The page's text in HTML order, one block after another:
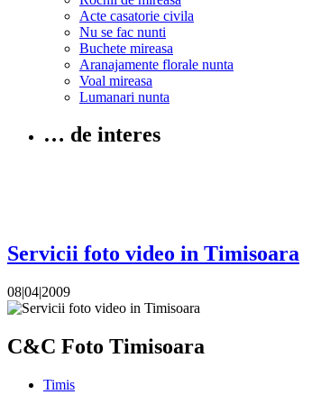
Acte casatorie civila
Nu se fac nunti
Buchete mireasa
Aranajamente florale nunta
Voal mireasa
Lumanari nunta
… de interes
Servicii foto video in Timisoara
08|04|2009
C&C Foto Timisoara
Timis